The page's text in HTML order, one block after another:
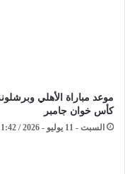
موعد مباراة الأهلي
كأس خوان جامبر
السبت - 11 يوليو - 2026 / 1:42 صباحًا